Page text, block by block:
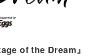
of the Dream』